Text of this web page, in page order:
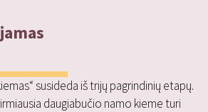
susideda iš trijų pagrindinių etapų.
daugiabučio namo kieme turi